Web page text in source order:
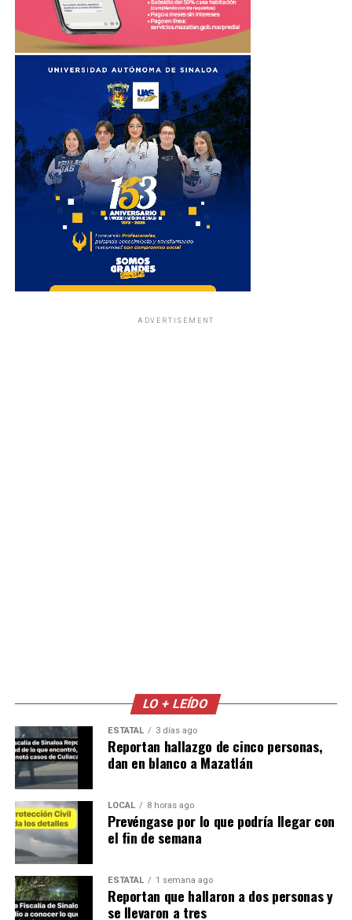
ADVERTISEMENT
LO + LEÍDO
ESTATAL 3 días ago
Reportan hallazgo de cinco personas,
dan en blanco a Mazatlán
LOCAL 8 horas ago
Prevéngase por lo que podría llegar con
el fin de semana
ESTATAL 1 semana ago
Reportan que hallaron a dos personas y
se llevaron a tres